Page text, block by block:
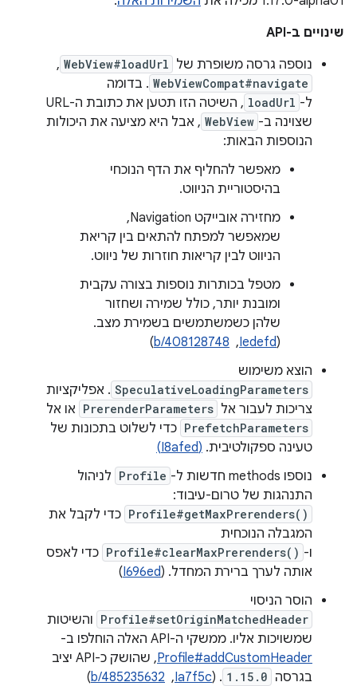
שינויים ב-API
נוספה גרסה משופרת של WebView#loadUrl
‏,
WebViewCompat#navigate . בדומה
ל- loadUrl
, השיטה הזו תטען את כתובת ה-URL
שצוינה ב- WebView , אבל היא מציעה את היכולות
הנוספות הבאות:
מאפשר להחליף את הדף הנוכחי
בהיסטוריית הניווט.
מחזירה אובייקט Navigation,
שמאפשר למפתח להתאים בין קריאת
הניווט לבין קריאות חוזרות של ניווט.
מטפל בכותרות נוספות בצורה עקבית
ומובנת יותר, כולל שמירה ושחזור
שלהן כשמשתמשים בשמירת מצב.
(
Iedefd
, ‏
b/408128748
)
הוצא משימוש
SpeculativeLoadingParameters . אפליקציות
צריכות לעבור אל PrerenderParameters או אל
PrefetchParameters כדי לשלוט בתכונות של
טעינה ספקולטיבית. (I8afed)
נוספו methods חדשות ל-
Profile לניהול
התנהגות של טרום-עיבוד:
Profile#getMaxPrerenders() כדי לקבל את
המגבלה הנוכחית
ו- Profile#clearMaxPrerenders() כדי לאפס
אותה לערך ברירת המחדל. (I696ed
)
הוסר הניסוי
Profile#setOriginMatchedHeader והשיטות
שמשויכות אליו. ממשקי ה-API האלה הוחלפו ב-
Profile#addCustomHeader
, שהושק כ-API יציב
בגרסה 1.15.0
. ‫(
Ia7f5c
, ‏
b/485235632
)